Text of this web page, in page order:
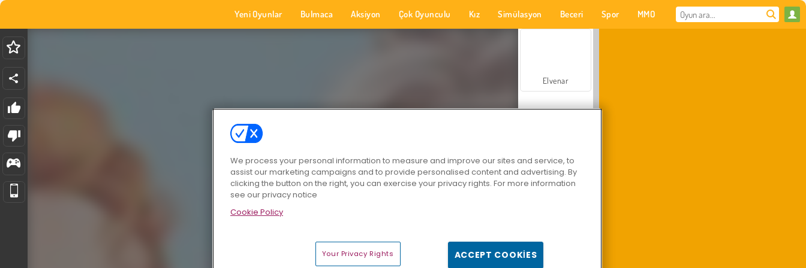
Yeni Oyunlar Bulmaca Aksiyon Çok Oyunculu Kız Simülasyon Beceri Spor MMO
Elvenar
We process your personal information to measure and improve our sites and service, to
assist our marketing campaigns and to provide personalised content and advertising. By
clicking the button on the right, you can exercise your privacy rights. For more information
see our privacy notice
Cookie Policy
Your Privacy Rights ACCEPT COOKIES